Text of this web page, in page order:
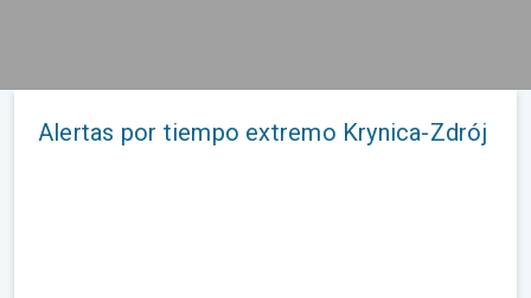
Alertas por tiempo extremo Krynica-Zdrój